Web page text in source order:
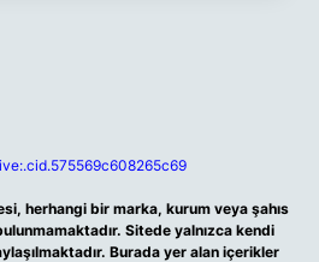
herhangi bir marka, kurum veya şahıs
Sitede yalnızca kendi
Burada yer alan içerikler